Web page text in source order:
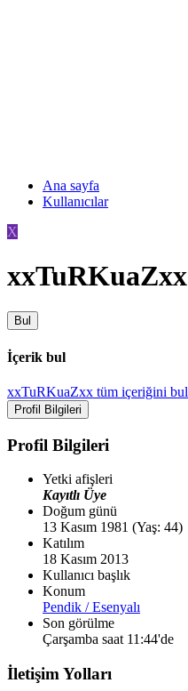
Ana sayfa
Kullanıcılar
X
xxTuRKuaZxx
Bul
İçerik bul
xxTuRKuaZxx tüm içeriğini bul
Profil Bilgileri
Profil Bilgileri
Yetki afişleri
Kayıtlı Üye
Doğum günü
13 Kasım 1981 (Yaş: 44)
Katılım
18 Kasım 2013
Kullanıcı başlık
Konum
Pendik / Esenyalı
Son görülme
Çarşamba saat 11:44'de
İletişim Yolları